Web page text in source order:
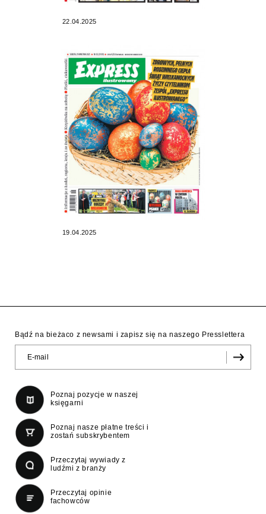
22.04.2025
19.04.2025
Bądź na bieżaco z newsami i zapisz się na naszego Presslettera
Poznaj pozycje w naszej
księgarni
Poznaj nasze płatne treści i
zostań subskrybentem
Przeczytaj wywiady z
ludźmi z branży
Przeczytaj opinie
fachowców